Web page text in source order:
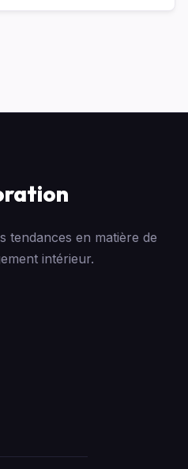
tendances en matière de
intérieur.